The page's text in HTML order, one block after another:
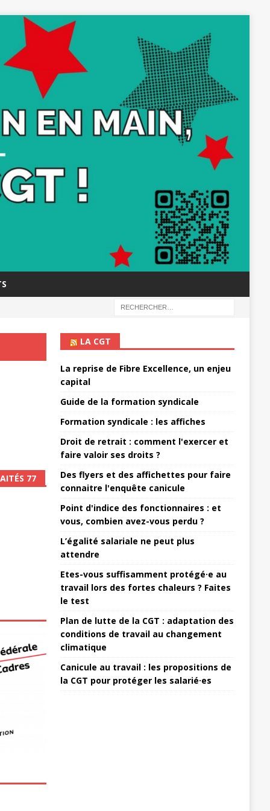
77
LA CGT
La reprise de Fibre Excellence, un enjeu
capital
Guide de la formation syndicale
Formation syndicale : les affiches
Droit de retrait : comment l'exercer et
faire valoir ses droits ?
Des flyers et des affichettes pour faire
connaitre l'enquête canicule
Point d'indice des fonctionnaires : et
vous, combien avez-vous perdu ?
L’égalité salariale ne peut plus
attendre
Etes-vous suffisamment protégé·e au
travail lors des fortes chaleurs ? Faites
le test
Plan de lutte de la CGT : adaptation des
conditions de travail au changement
climatique
Canicule au travail : les propositions de
la CGT pour protéger les salarié·es